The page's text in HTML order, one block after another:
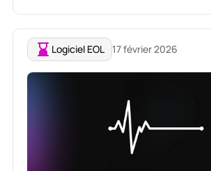
Logiciel EOL 17 février 2026